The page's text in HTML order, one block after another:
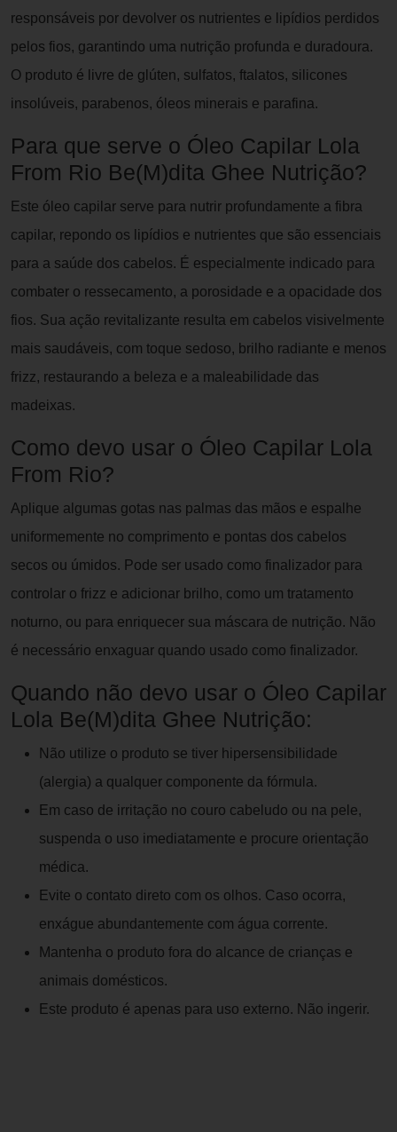
responsáveis por devolver os nutrientes e lipídios perdidos
pelos fios, garantindo uma nutrição profunda e duradoura.
O produto é livre de glúten, sulfatos, ftalatos, silicones
insolúveis, parabenos, óleos minerais e parafina.
Para que serve o Óleo Capilar Lola
From Rio Be(M)dita Ghee Nutrição?
Este óleo capilar serve para nutrir profundamente a fibra
capilar, repondo os lipídios e nutrientes que são essenciais
para a saúde dos cabelos. É especialmente indicado para
combater o ressecamento, a porosidade e a opacidade dos
fios. Sua ação revitalizante resulta em cabelos visivelmente
mais saudáveis, com toque sedoso, brilho radiante e menos
frizz, restaurando a beleza e a maleabilidade das
madeixas.
Como devo usar o Óleo Capilar Lola
From Rio?
Aplique algumas gotas nas palmas das mãos e espalhe
uniformemente no comprimento e pontas dos cabelos
secos ou úmidos. Pode ser usado como finalizador para
controlar o frizz e adicionar brilho, como um tratamento
noturno, ou para enriquecer sua máscara de nutrição. Não
é necessário enxaguar quando usado como finalizador.
Quando não devo usar o Óleo Capilar
Lola Be(M)dita Ghee Nutrição:
Não utilize o produto se tiver hipersensibilidade
(alergia) a qualquer componente da fórmula.
Em caso de irritação no couro cabeludo ou na pele,
suspenda o uso imediatamente e procure orientação
médica.
Evite o contato direto com os olhos. Caso ocorra,
enxágue abundantemente com água corrente.
Mantenha o produto fora do alcance de crianças e
animais domésticos.
Este produto é apenas para uso externo. Não ingerir.